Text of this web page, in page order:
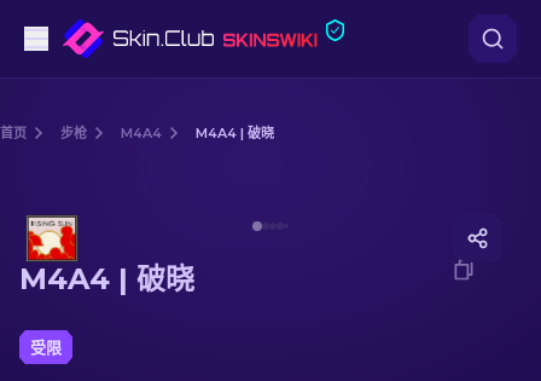
步枪
狙击步枪
首页 步枪 M4A4 M4A4 | 破晓
M4A4 | 破晓
受限